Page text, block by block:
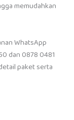
memudahkan
WhatsApp
dan 0878 0481
paket serta